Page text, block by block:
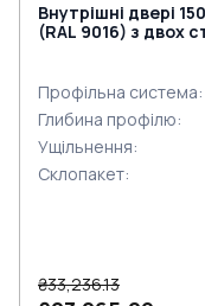
Внутрішні двері
(RAL 9016) з двох
Профільна система:
Глибина профілю:
Ущільнення:
Склопакет:
₴33,236.13